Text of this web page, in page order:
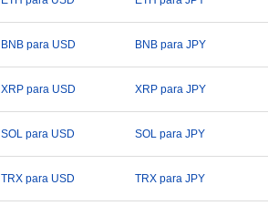
BNB para USD BNB para JPY
XRP para USD XRP para JPY
SOL para USD SOL para JPY
TRX para USD TRX para JPY